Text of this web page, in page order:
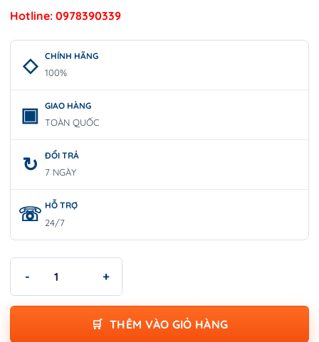
Hotline: 0978390339
CHÍNH HÃNG
100%
GIAO HÀNG
TOÀN QUỐC
ĐỔI TRẢ
7 NGÀY
HỖ TRỢ
24/7
THÊM VÀO GIỎ HÀNG